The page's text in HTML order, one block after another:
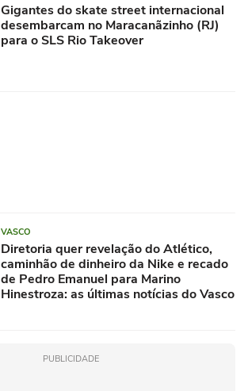
Gigantes do skate street internacional
desembarcam no Maracanãzinho (RJ)
para o SLS Rio Takeover
VASCO
Diretoria quer revelação do Atlético,
caminhão de dinheiro da Nike e recado
de Pedro Emanuel para Marino
Hinestroza: as últimas notícias do Vasco
PUBLICIDADE